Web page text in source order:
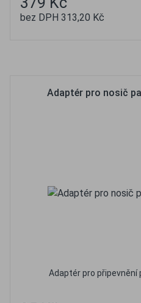
bez DPH 313,20 Kč
Adaptér pro nosič
Adaptér pro připevnění